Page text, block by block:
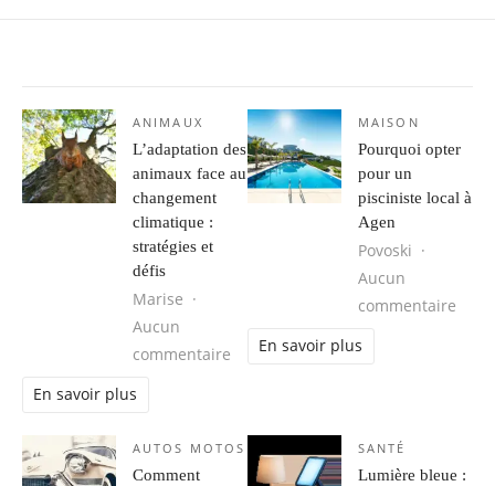
ANIMAUX
L’adaptation des
animaux face au
changement
climatique :
stratégies et
défis
Marise
Aucun
commentaire sur L’adaptation des animaux
En savoir plus
MAISON
Pourquoi opter
pour un
pisciniste local à
Agen
Povoski
Aucun
commentaire
En savoir plus
AUTOS MOTOS
Comment
SANTÉ
Lumière bleue :